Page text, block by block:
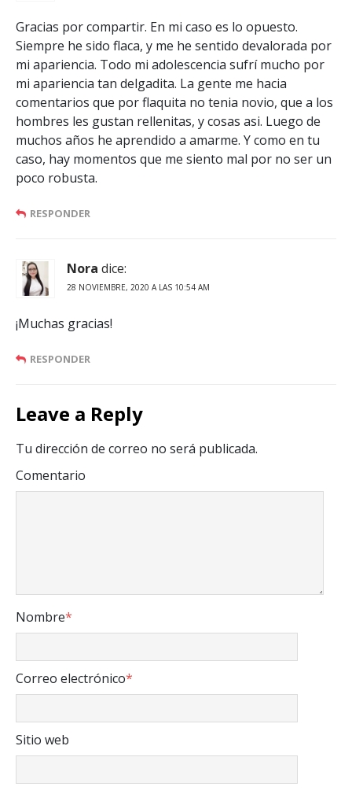
Gracias por compartir. En mi caso es lo opuesto.
Siempre he sido flaca, y me he sentido devalorada por
mi apariencia. Todo mi adolescencia sufrí mucho por
mi apariencia tan delgadita. La gente me hacia
comentarios que por flaquita no tenia novio, que a los
hombres les gustan rellenitas, y cosas asi. Luego de
muchos años he aprendido a amarme. Y como en tu
caso, hay momentos que me siento mal por no ser un
poco robusta.
RESPONDER
Nora dice:
28 NOVIEMBRE, 2020 A LAS 10:54 AM
¡Muchas gracias!
RESPONDER
Leave a Reply
Tu dirección de correo no será publicada.
Comentario
Nombre*
Correo electrónico*
Sitio web